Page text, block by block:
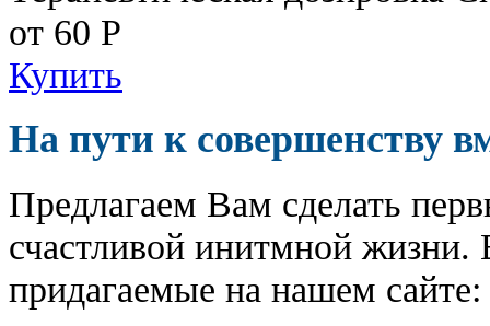
от 60 Р
Купить
На пути к совершенству
Предлагаем Вам сделать
счастливой инитмной жизни.
придагаемые на нашем сайте: